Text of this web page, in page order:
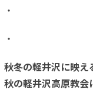
・
・
秋冬の軽井沢に映え
秋の軽井沢高原教会